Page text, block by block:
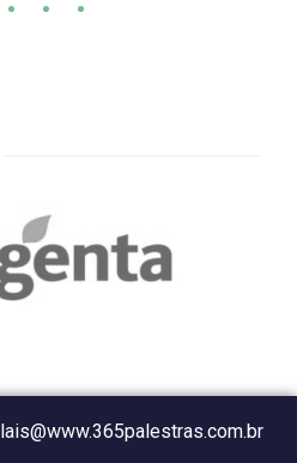
lais@www.365palestras.com.br